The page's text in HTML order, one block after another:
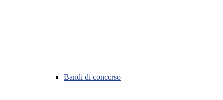
Bandi di concorso